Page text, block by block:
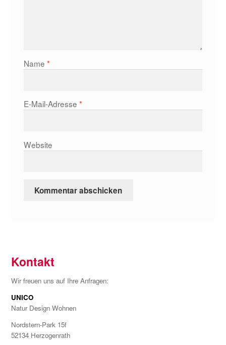
Name *
E-Mail-Adresse *
Website
Kontakt
Wir freuen uns auf Ihre Anfragen:
UNICO
Natur Design Wohnen
Nordstern-Park 15f
52134 Herzogenrath